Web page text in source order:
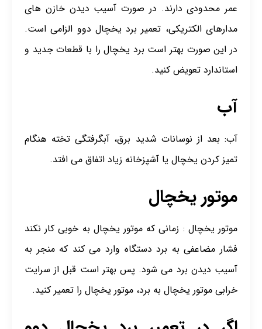
عمر محدودی دارند. در صورت آسیب دیدن خازن های
مدارهای الکتریکی، تعمیر برد یخچال دوو الزامی است.
در این صورت بهتر است برد یخچال را با قطعات جدید و
استاندارد تعویض کنید.
آب
آب: بعد از نوسانات شدید برق، آبگرفتگی تخته هنگام
تمیز کردن یخچال یا آشپزخانه زیاد اتفاق می افتد.
موتور یخچال
موتور یخچال : زمانی که موتور یخچال به خوبی کار نکند
فشار مضاعفی به برد دستگاه وارد می کند که منجر به
آسیب دیدن برد می شود. پس بهتر است قبل از سرایت
خرابی موتور یخچال به برد، موتور یخچال را تعمیر کنید.